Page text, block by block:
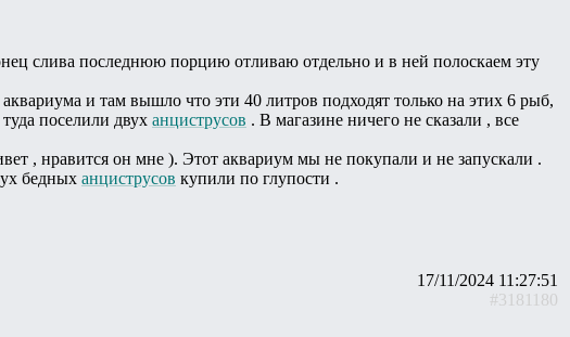
слива последнюю порцию отливаю отдельно и в ней полоскаем эту
и там вышло что эти 40 литров подходят только на этих 6 рыб,
поселили двух анциструсов . В магазине ничего не сказали , все
, нравится он мне ). Этот аквариум мы не покупали и не запускали .
бедных анциструсов купили по глупости .
17/11/2024 11:27:51
#3181180